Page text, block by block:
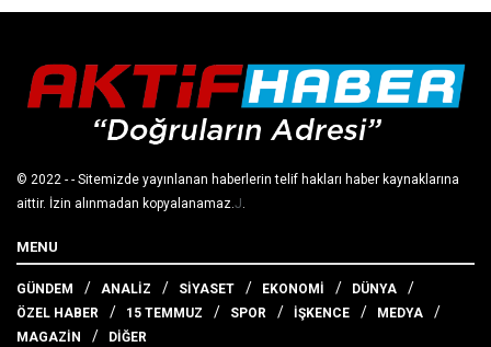
© 2022 - - Sitemizde yayınlanan haberlerin telif hakları haber kaynaklarına
aittir. İzin alınmadan kopyalanamaz. J
MENU
GÜNDEM ANALİZ SİYASET EKONOMİ
DÜNYA
ÖZEL HABER
15 TEMMUZ SPOR İŞKENCE
MEDYA
MAGAZİN
DİĞER